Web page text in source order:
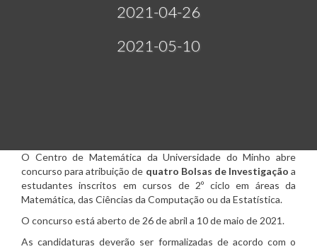
2021-04-26
2021-05-10
O Centro de Matemática da Universidade do Minho abre
concurso para atribuição de quatro Bolsas de Investigação a
estudantes inscritos em cursos de 2º ciclo em áreas da
Matemática, das Ciências da Computação ou da Estatística.
O concurso está aberto de 26 de abril a 10 de maio de 2021.
As candidaturas deverão ser formalizadas de acordo com o